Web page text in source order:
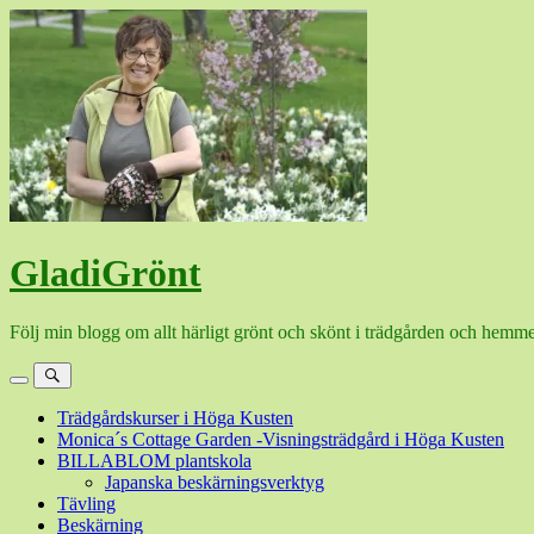
Hoppa
GladiGrönt
Följ min blogg om allt härligt grönt och skönt i trädgården och
MenySök
Trädgårdskurser i Höga Kusten
Monica´s Cottage Garden -Visningsträdgård i Höga Kusten
BILLABLOM plantskola
Japanska beskärningsverktyg
Tävling
Beskärning